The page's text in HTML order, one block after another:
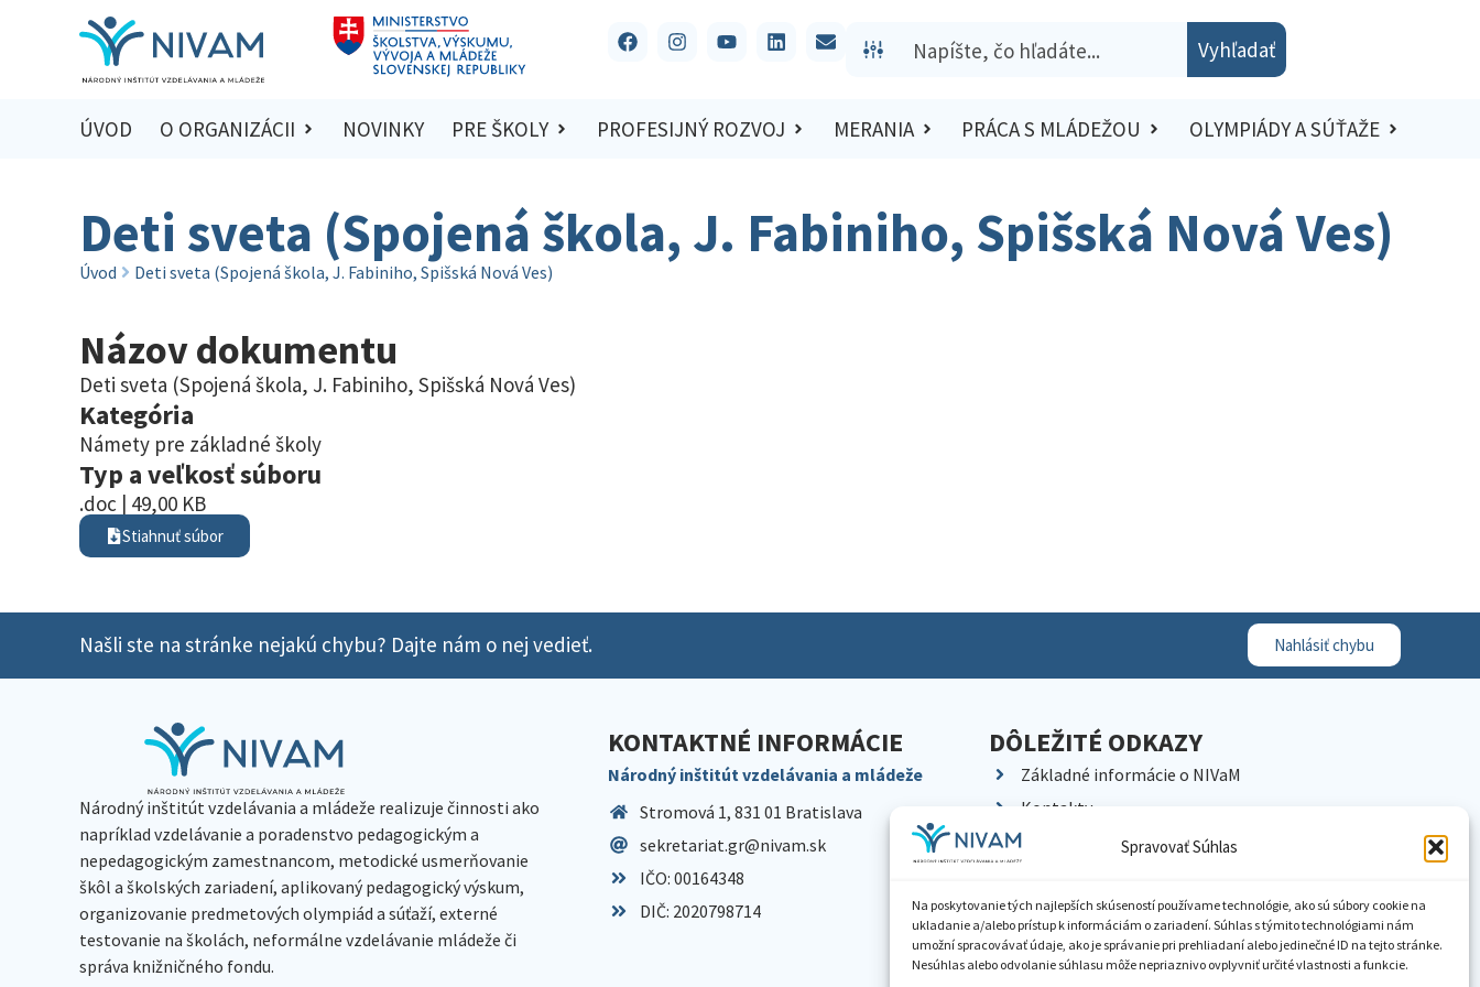
Spravovať Súhlas
Na poskytovanie tých najlepších skúseností používame technológie, ako sú súbory cookie na
ukladanie a/alebo prístup k informáciám o zariadení. Súhlas s týmito technológiami nám
umožní spracovávať údaje, ako je správanie pri prehliadaní alebo jedinečné ID na tejto stránke.
Nesúhlas alebo odvolanie súhlasu môže nepriaznivo ovplyvniť určité vlastnosti a funkcie.
Vyhľadať
ÚVOD O ORGANIZÁCII NOVINKY PRE ŠKOLY PROFESIJNÝ ROZVOJ MERANIA PRÁCA S MLÁDEŽOU OLYMPIÁDY A SÚŤAŽE
Deti sveta (Spojená škola, J. Fabiniho, Spišská Nová Ves)
Úvod Deti sveta (Spojená škola, J. Fabiniho, Spišská Nová Ves)
Názov dokumentu
Deti sveta (Spojená škola, J. Fabiniho, Spišská Nová Ves)
Kategória
Námety pre základné školy
Typ a veľkosť súboru
.doc | 49,00 KB
Stiahnuť súbor
Našli ste na stránke nejakú chybu? Dajte nám o nej vedieť. Nahlásiť chybu
Národný inštitút vzdelávania a mládeže realizuje činnosti ako
napríklad vzdelávanie a poradenstvo pedagogickým a
nepedagogickým zamestnancom, metodické usmerňovanie
škôl a školských zariadení, aplikovaný pedagogický výskum,
organizovanie predmetových olympiád a súťaží, externé
testovanie na školách, neformálne vzdelávanie mládeže či
správa knižničného fondu.
KONTAKTNÉ INFORMÁCIE
Národný inštitút vzdelávania a mládeže
Stromová 1, 831 01 Bratislava
sekretariat.gr@nivam.sk
IČO: 00164348
DIČ: 2020798714
DÔLEŽITÉ ODKAZY
Základné informácie o NIVaM
Kontakty
Kariéra
Pracoviská NIVaM
Dokumenty inštitúcie
Knižnica